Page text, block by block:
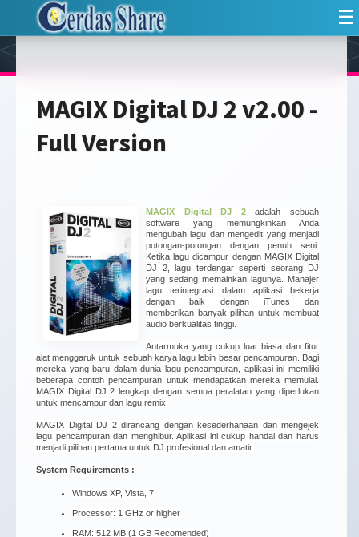
☰
MAGIX Digital DJ 2 v2.00 -
Full Version
MAGIX Digital DJ 2adalah sebuah
software yang memungkinkan Anda
mengubah lagu dan mengedit yang menjadi
potongan-potongan dengan penuh seni.
Ketika lagu dicampur dengan MAGIX Digital
DJ 2, lagu terdengar seperti seorang DJ
yang sedang memainkan lagunya. Manajer
lagu terintegrasi dalam aplikasi bekerja
dengan baik dengan iTunes dan
memberikan banyak pilihan untuk membuat
audio berkualitas tinggi.
Antarmuka yang cukup luar biasa dan fitur
alat menggaruk untuk sebuah karya lagu lebih besar pencampuran. Bagi
mereka yang baru dalam dunia lagu pencampuran, aplikasi ini memiliki
beberapa contoh pencampuran untuk mendapatkan mereka memulai.
MAGIX Digital DJ 2 lengkap dengan semua peralatan yang diperlukan
untuk mencampur dan lagu remix.
MAGIX Digital DJ 2 dirancang dengan kesederhanaan dan mengejek
lagu pencampuran dan menghibur. Aplikasi ini cukup handal dan harus
menjadi pilihan pertama untuk DJ profesional dan amatir.
System Requirements :
Windows XP, Vista, 7
Processor: 1 GHz or higher
RAM: 512 MB (1 GB Recomended)